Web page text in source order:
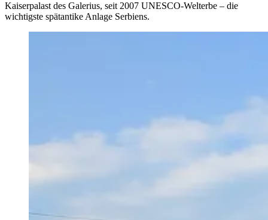
Kaiserpalast des Galerius, seit 2007 UNESCO-Welterbe – die
wichtigste spätantike Anlage Serbiens.